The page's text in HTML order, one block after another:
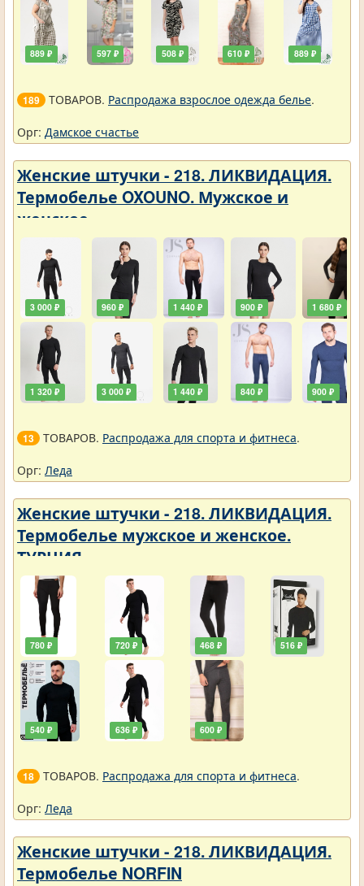
889 ₽ 597 ₽ 508 ₽ 610 ₽ 889 ₽
189 ТОВАРОВ. Распродажа взрослое одежда белье.
Орг: Дамское счастье
Женские штучки - 218. ЛИКВИДАЦИЯ.
Термобелье OXOUNO. Мужское и
женское
3 000 ₽
1 320 ₽
960 ₽
3 000 ₽
1 440 ₽
1 440 ₽
900 ₽
840 ₽
1 680 ₽
900 ₽
13 ТОВАРОВ. Распродажа для спорта и фитнеса.
Орг: Леда
Женские штучки - 218. ЛИКВИДАЦИЯ.
Термобелье мужское и женское.
ТУРЦИЯ
780 ₽
540 ₽
720 ₽
636 ₽
468 ₽
600 ₽
516 ₽
18 ТОВАРОВ. Распродажа для спорта и фитнеса.
Орг: Леда
Женские штучки - 218. ЛИКВИДАЦИЯ.
Термобелье NORFIN